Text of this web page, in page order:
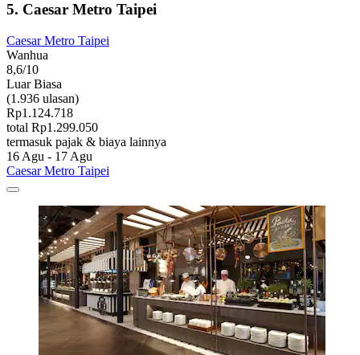
5. Caesar Metro Taipei
Caesar Metro Taipei
Wanhua
8,6/10
Luar Biasa
(1.936 ulasan)
Rp1.124.718
total Rp1.299.050
termasuk pajak & biaya lainnya
16 Agu - 17 Agu
Caesar Metro Taipei